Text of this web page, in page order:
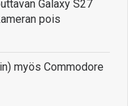
Galaxy S27
pois
myös Commodore